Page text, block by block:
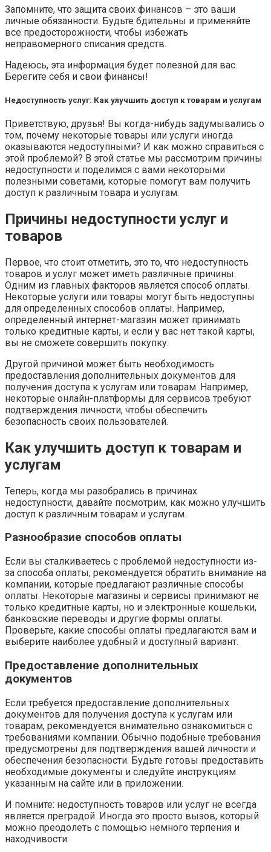
Запомните, что защита своих финансов – это ваши
личные обязанности. Будьте бдительны и применяйте
все предосторожности, чтобы избежать
неправомерного списания средств.
Надеюсь, эта информация будет полезной для вас.
Берегите себя и свои финансы!
Недоступность услуг: Как улучшить доступ к товарам и услугам
Приветствую, друзья! Вы когда-нибудь задумывались о
том, почему некоторые товары или услуги иногда
оказываются недоступными? И как можно справиться с
этой проблемой? В этой статье мы рассмотрим причины
недоступности и поделимся с вами некоторыми
полезными советами, которые помогут вам получить
доступ к различным товара и услугам.
Причины недоступности услуг и
товаров
Первое, что стоит отметить, это то, что недоступность
товаров и услуг может иметь различные причины.
Одним из главных факторов является способ оплаты.
Некоторые услуги или товары могут быть недоступны
для определенных способов оплаты. Например,
определенный интернет-магазин может принимать
только кредитные карты, и если у вас нет такой карты,
вы не сможете совершить покупку.
Другой причиной может быть необходимость
предоставления дополнительных документов для
получения доступа к услугам или товарам. Например,
некоторые онлайн-платформы для сервисов требуют
подтверждения личности, чтобы обеспечить
безопасность своих пользователей.
Как улучшить доступ к товарам и
услугам
Теперь, когда мы разобрались в причинах
недоступности, давайте посмотрим, как можно улучшить
доступ к различным товарам и услугам.
Разнообразие способов оплаты
Если вы сталкиваетесь с проблемой недоступности из-
за способа оплаты, рекомендуется обратить внимание на
компании, которые предлагают различные способы
оплаты. Некоторые магазины и сервисы принимают не
только кредитные карты, но и электронные кошельки,
банковские переводы и другие формы оплаты.
Проверьте, какие способы оплаты предлагаются вам и
выберите наиболее удобный и доступный вариант.
Предоставление дополнительных
документов
Если требуется предоставление дополнительных
документов для получения доступа к услугам или
товарам, рекомендуется внимательно ознакомиться с
требованиями компании. Обычно подобные требования
предусмотрены для подтверждения вашей личности и
обеспечения безопасности. Будьте готовы предоставить
необходимые документы и следуйте инструкциям
указанным на сайте или в приложении.
И помните: недоступность товаров или услуг не всегда
является преградой. Иногда это просто вызов, который
можно преодолеть с помощью немного терпения и
находчивости.